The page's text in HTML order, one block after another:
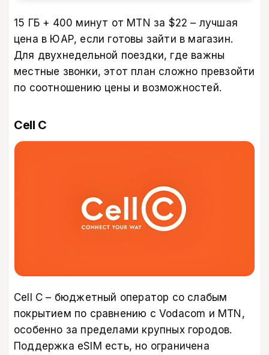
15 ГБ + 400 минут от MTN за $22 – лучшая
цена в ЮАР, если готовы зайти в магазин.
Для двухнедельной поездки, где важны
местные звонки, этот план сложно превзойти
по соотношению цены и возможностей.
Cell C
Cell C – бюджетный оператор со слабым
покрытием по сравнению с Vodacom и MTN,
особенно за пределами крупных городов.
Поддержка eSIM есть, но ограничена